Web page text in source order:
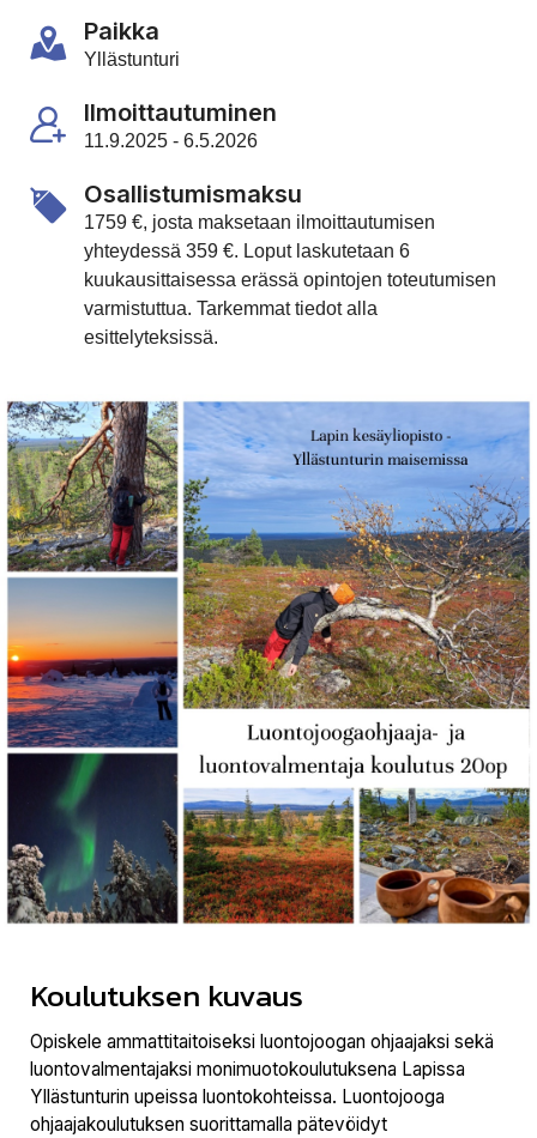
Paikka
Yllästunturi
Ilmoittautuminen
11.9.2025 - 6.5.2026
Osallistumismaksu
1759 €, josta maksetaan ilmoittautumisen
yhteydessä 359 €. Loput laskutetaan 6
kuukausittaisessa erässä opintojen toteutumisen
varmistuttua. Tarkemmat tiedot alla
esittelyteksissä.
Koulutuksen kuvaus
Opiskele ammattitaitoiseksi luontojoogan ohjaajaksi sekä
luontovalmentajaksi monimuotokoulutuksena Lapissa
Yllästunturin upeissa luontokohteissa. Luontojooga
ohjaajakoulutuksen suorittamalla pätevöidyt